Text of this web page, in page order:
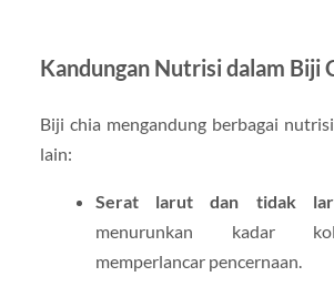
Kandungan Nutrisi dalam Biji
Biji chia mengandung berbagai
lain:
Serat larut dan tidak
menurunkan kadar
memperlancar pencernaan.